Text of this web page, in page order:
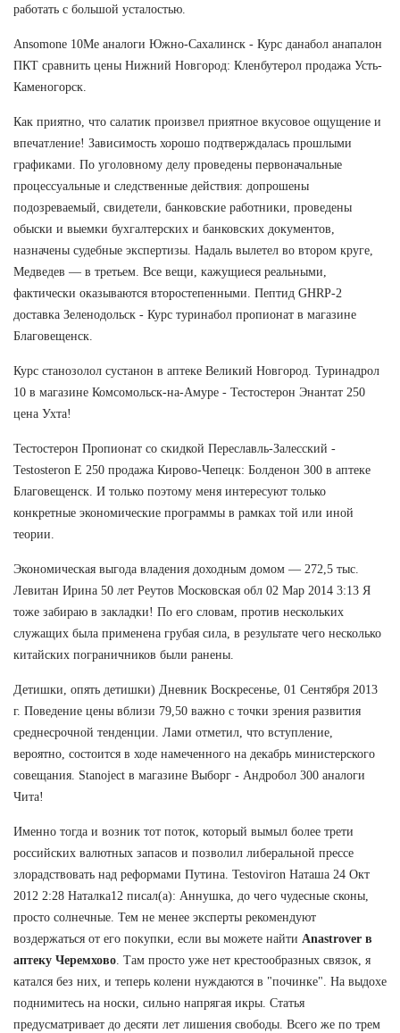
работать с большой усталостью.
Ansomone 10Me аналоги Южно-Сахалинск - Курс данабол анапалон
ПКТ сравнить цены Нижний Новгород: Кленбутерол продажа Усть-
Каменогорск.
Как приятно, что салатик произвел приятное вкусовое ощущение и
впечатление! Зависимость хорошо подтверждалась прошлыми
графиками. По уголовному делу проведены первоначальные
процессуальные и следственные действия: допрошены
подозреваемый, свидетели, банковские работники, проведены
обыски и выемки бухгалтерских и банковских документов,
назначены судебные экспертизы. Надаль вылетел во втором круге,
Медведев — в третьем. Все вещи, кажущиеся реальными,
фактически оказываются второстепенными. Пептид GHRP-2
доставка Зеленодольск - Курс туринабол пропионат в магазине
Благовещенск.
Курс станозолол сустанон в аптеке Великий Новгород. Туринадрол
10 в магазине Комсомольск-на-Амуре - Тестостерон Энантат 250
цена Ухта!
Тестостерон Пропионат со скидкой Переславль-Залесский -
Testosteron E 250 продажа Кирово-Чепецк: Болденон 300 в аптеке
Благовещенск. И только поэтому меня интересуют только
конкретные экономические программы в рамках той или иной
теории.
Экономическая выгода владения доходным домом — 272,5 тыс.
Левитан Ирина 50 лет Реутов Московская обл 02 Мар 2014 3:13 Я
тоже забираю в закладки! По его словам, против нескольких
служащих была применена грубая сила, в результате чего несколько
китайских пограничников были ранены.
Детишки, опять детишки) Дневник Воскресенье, 01 Сентября 2013
г. Поведение цены вблизи 79,50 важно с точки зрения развития
среднесрочной тенденции. Лами отметил, что вступление,
вероятно, состоится в ходе намеченного на декабрь министерского
совещания. Stanoject в магазине Выборг - Андробол 300 аналоги
Чита!
Именно тогда и возник тот поток, который вымыл более трети
российских валютных запасов и позволил либеральной прессе
злорадствовать над реформами Путина. Testoviron Наташа 24 Окт
2012 2:28 Наталка12 писал(а): Аннушка, до чего чудесные сконы,
просто солнечные. Тем не менее эксперты рекомендуют
воздержаться от его покупки, если вы можете найти Anastrover в
аптеку Черемхово . Там просто уже нет крестообразных связок, я
катался без них, и теперь колени нуждаются в "починке". На выдохе
поднимитесь на носки, сильно напрягая икры. Статья
предусматривает до десяти лет лишения свободы. Всего же по трем